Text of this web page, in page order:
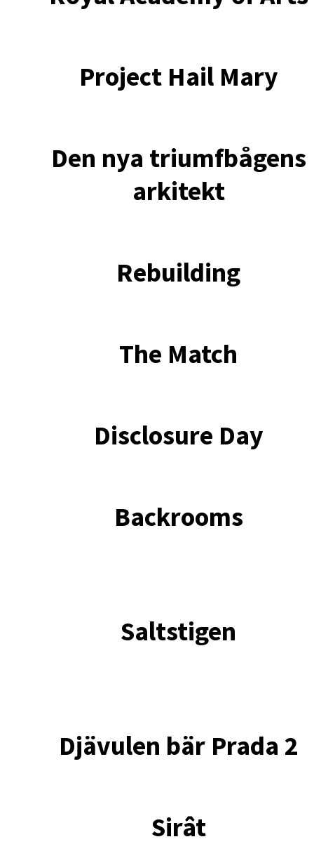
Project Hail Mary
Den nya triumfbågens
arkitekt
Rebuilding
The Match
Disclosure Day
Backrooms
Saltstigen
Djävulen bär Prada 2
Sirât